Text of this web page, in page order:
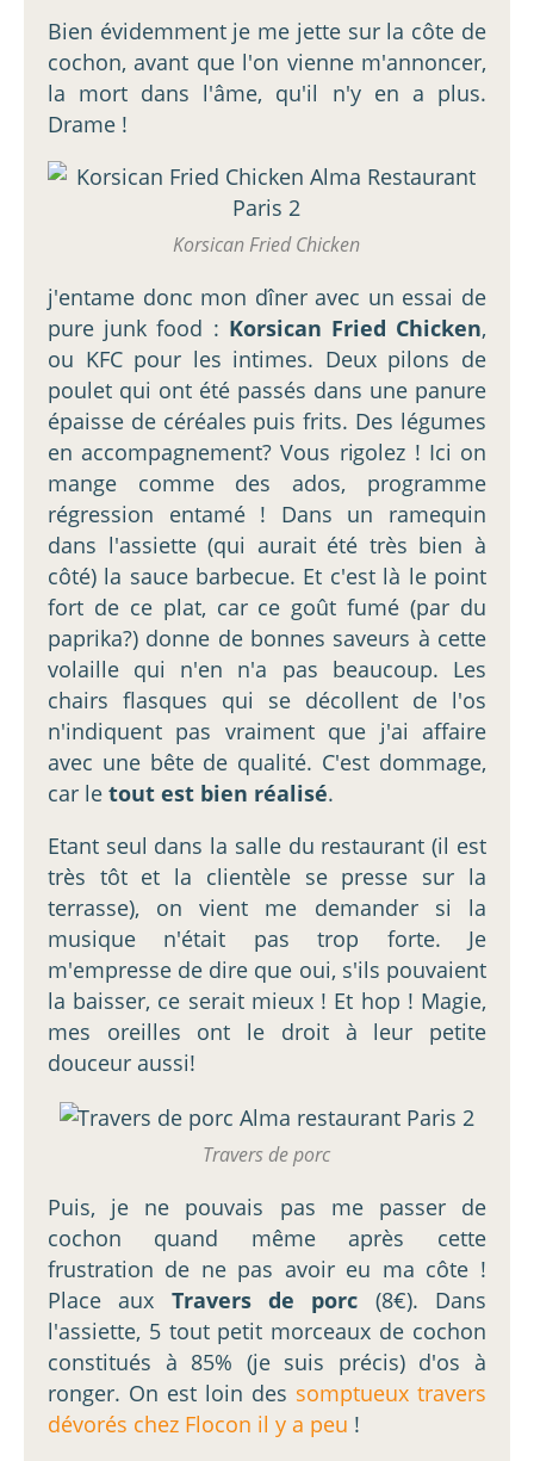
Bien évidemment je me jette sur la côte de
cochon, avant que l'on vienne m'annoncer,
la mort dans l'âme, qu'il n'y en a plus.
Drame !
Korsican Fried Chicken
j'entame donc mon dîner avec un essai de
pure junk food : Korsican Fried Chicken,
ou KFC pour les intimes. Deux pilons de
poulet qui ont été passés dans une panure
épaisse de céréales puis frits. Des légumes
en accompagnement? Vous rigolez ! Ici on
mange comme des ados, programme
régression entamé ! Dans un ramequin
dans l'assiette (qui aurait été très bien à
côté) la sauce barbecue. Et c'est là le point
fort de ce plat, car ce goût fumé (par du
paprika?) donne de bonnes saveurs à cette
volaille qui n'en n'a pas beaucoup. Les
chairs flasques qui se décollent de l'os
n'indiquent pas vraiment que j'ai affaire
avec une bête de qualité. C'est dommage,
car le tout est bien réalisé.
Etant seul dans la salle du restaurant (il est
très tôt et la clientèle se presse sur la
terrasse), on vient me demander si la
musique n'était pas trop forte. Je
m'empresse de dire que oui, s'ils pouvaient
la baisser, ce serait mieux ! Et hop ! Magie,
mes oreilles ont le droit à leur petite
douceur aussi!
Travers de porc
Puis, je ne pouvais pas me passer de
cochon quand même après cette
frustration de ne pas avoir eu ma côte !
Place aux Travers de porc (8€). Dans
l'assiette, 5 tout petit morceaux de cochon
constitués à 85% (je suis précis) d'os à
ronger. On est loin des somptueux travers
dévorés chez Flocon il y a peu !